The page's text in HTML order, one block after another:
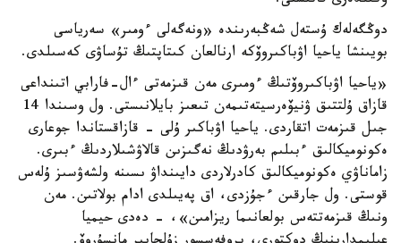
دوڭگەلەك ۇستەل شەڭبەرىندە «ونەگەلى ءومىر» سەرياسى
بويىنشا ياحيا اۋباكىروۆكە ارنالعان كىتاپتىڭ تۇساۋى كەسىلدى.
«ياحيا اۋباكىروۆتىڭ ءومىرى مەن قىزمەتى ءال-فارابي اتىنداعى
قازاق ۇلتتىق ۋنيۆەرسيتەتىمەن تىعىز بايلانىستى. ول وسىندا 14
جىل قىزمەت اتقاردى. ياحيا اۋباكىر ۇلى - قازاقستاندا جوعارى
ەكونوميكالىق ءبىلىم بەرۋدىڭ نەگىزىن قالاۋشىلاردىڭ ءبىرى.
زاماناۋي ەكونوميكالىق كادرلاردى دايىنداۋ ىسىنە ولشەۋسىز ۇلەس
قوستى. ول جارقىن ءجۇزدى، اق پەيىلدى ادام بولاتىن. مەن
ونىڭ قىزمەتتەس بولعانىما ريزامىن»، - دەدى حيميا